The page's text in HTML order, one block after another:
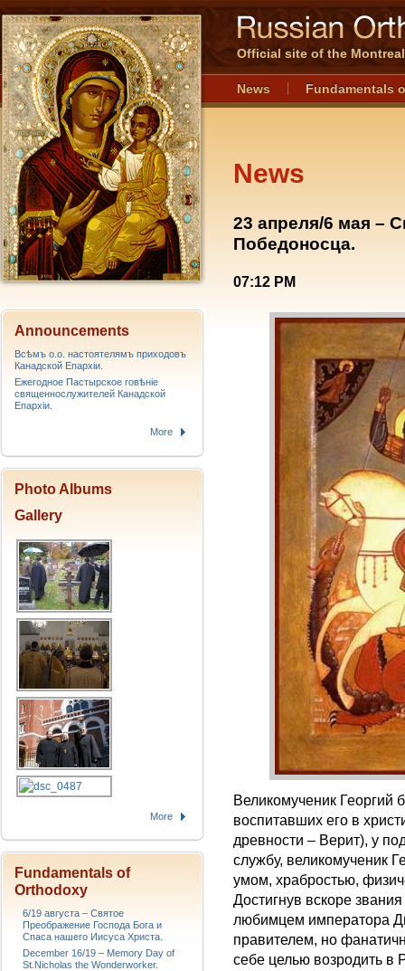
Official site of the
News Fundamentals
News
23 апреля/6 мая –
Победоносца.
07:12 PM
Великомученик Георгий
воспитавших его в
древности – Верит), у
службу, великомученик
умом, храбростью,
Достигнув вскоре
любимцем императора
правителем, но
себе целью возродить
Announcements
Всѣмъ о.о. настоятелямъ приходовъ
Канадской Епархiи.
Ежегодное Пастырское говѣніе
священнослужителей Канадской
Епархіи.
More
Photo Albums
Gallery
More
Fundamentals of
Orthodoxy
6/19 августа – Святое
Преображение Господа Бога и
Спаса нашего Иисуса Христа.
December 16/19 – Memory Day of
St.Nicholas the Wonderworker.